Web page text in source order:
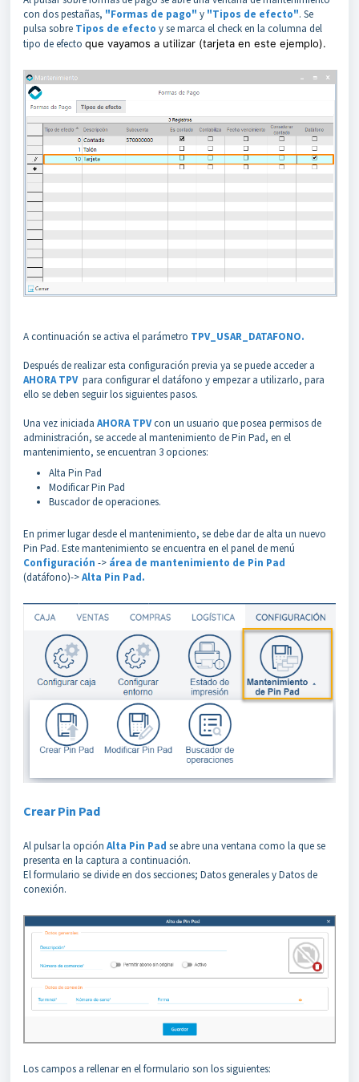
con dos pestañas, "Formas de pago" y "Tipos de efecto". Se
pulsa sobre Tipos de efecto y se marca el check en la columna del
tipo de efecto que vayamos a utilizar (tarjeta en este ejemplo).
A continuación se activa el parámetro TPV_USAR_DATAFONO.
Después de realizar esta configuración previa ya se puede acceder a
AHORA TPVpara configurar el datáfono y empezar a utilizarlo, para
ello se deben seguir los siguientes pasos.
Una vez iniciada AHORA TPVcon un usuario que posea permisos de
administración, se accede al mantenimiento de Pin Pad, en el
mantenimiento, se encuentran 3 opciones:
Alta Pin Pad
Modificar Pin Pad
Buscador de operaciones.
En primer lugar desde el mantenimiento, se debe dar de alta un nuevo
Pin Pad. Este mantenimiento se encuentra en el panel de menú
Configuración -> área de mantenimiento de Pin Pad
(datáfono)->Alta Pin Pad.
Crear Pin Pad
Al pulsar la opción Alta Pin Pad se abre una ventana como la que se
presenta en la captura a continuación.
El formulario se divide en dos secciones; Datos generales y Datos de
conexión.
Los campos a rellenar en el formulario son los siguientes: